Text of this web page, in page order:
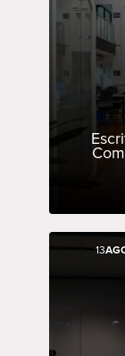
13
13